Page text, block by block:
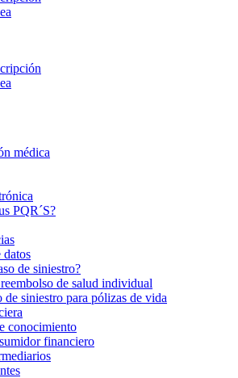
médica
PQR´S?
datos
de siniestro?
de salud individual
de siniestro para pólizas de vida
conocimiento
financiero